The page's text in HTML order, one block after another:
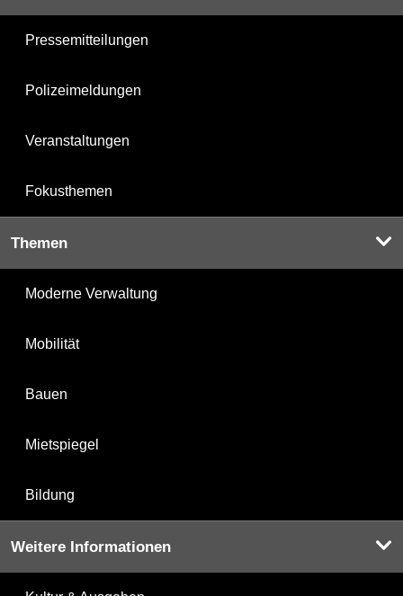
Pressemitteilungen
Polizeimeldungen
Veranstaltungen
Fokusthemen
Themen
Moderne Verwaltung
Mobilität
Bauen
Mietspiegel
Bildung
Weitere Informationen